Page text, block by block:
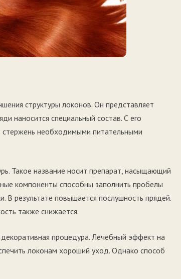
структуры локонов. Он представляет
наносится специальный состав. С его
необходимыми питательными
Такое название носит препарат, насыщающий
компоненты способны заполнить пробелы
В результате повышается послушность прядей.
также снижается.
процедура. Лечебный эффект на
локонам хороший уход. Однако способ